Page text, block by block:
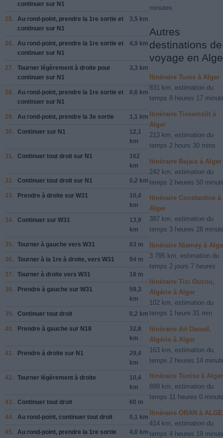
continuer sur N1
25. Au rond-point, prendre la 1re sortie et
continuer sur N1
3,5 km
26. Au rond-point, prendre la 1re sortie et
continuer sur N1
4,9 km
27. Tourner légèrement à droite pour
continuer sur N1
3,3 km
28. Au rond-point, prendre la 1re sortie et
continuer sur N1
0,6 km
29. Au rond-point, prendre la 3e sortie 1,1 km
30. Continuer sur N1
12,1
km
31. Continuer tout droit sur N1
162
km
32. Continuer tout droit sur N1 0,2 km
33. Prendre à droite sur W31
10,4
km
34. Continuer sur W31
13,9
km
35. Tourner à gauche vers W31 63 m
36. Tourner à la 1re à droite, vers W31 94 m
37. Tourner à droite vers W31 18 m
38. Prendre à gauche sur W31
59,3
km
39. Continuer tout droit 0,2 km
40. Prendre à gauche sur N18
32,8
km
41. Prendre à droite sur N1
29,4
km
42. Tourner légèrement à droite
10,4
km
43. Continuer tout droit 60 m
44. Au rond-point, continuer tout droit 0,1 km
45. Au rond-point, prendre la 1re sortie 4,0 km
minutes
Autres
destinations de
voyage en
Itinéraire Tunis à Alger
831 km, estimation du
temps 8 heures 17
Itinéraire Tissemsilt à
Alger
213 km, estimation du
temps 2 hours 30 mins
Itinéraire Bejaia à Alger
242 km, estimation du
temps 2 heures 50
Itinéraire Constantine à
Alger
387 km, estimation du
temps 3 heures 28
Itinéraire Niamey à
3 795 km, estimation du
temps 2 jours 7 heures
Itinéraire Tizi Ouzou,
Algérie à Alger
102 km, estimation du
temps 1 heure 31 min
Itinéraire Ait Daoud,
Algérie à Alger
163 km, estimation du
temps 2 heures 14
Itinéraire Tunise à Alger
899 km, estimation du
temps 11 heures 0
Itinéraire ORAN à
414 km, estimation du
temps 4 heures 19